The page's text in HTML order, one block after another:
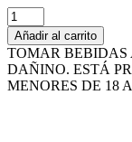
WINE
IN
THE
VAGINE
cantidad
Añadir al carrito
TOMAR BEBIDAS
DAÑINO. ESTÁ
MENORES DE 18